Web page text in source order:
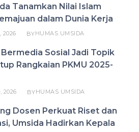
Tanamkan Nilai Islam
dalam Dunia Kerja
2026 BYHUMAS UMSIDA
Sosial Jadi Topik
Rangkaian PKMU 2025-
2026 BYHUMAS UMSIDA
Dosen Perkuat Riset dan
Umsida Hadirkan Kepala